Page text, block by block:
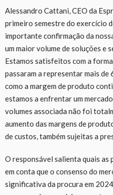
Alessandro Cattani, CEO da
primeiro semestre do exercício
importante confirmação da
um maior volume de soluções e
Estamos satisfeitos com a
passaram a representar mais
como a margem de produto
estamos a enfrentar um
volumes associada não foi
aumento das margens de
de custos, também sujeitas a
O responsável salienta quais as
em conta que o consenso do
significativa da procura em